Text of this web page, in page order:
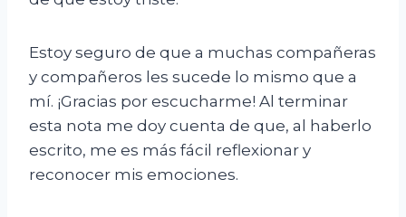
Estoy seguro de que a muchas compañeras
y compañeros les sucede lo mismo que a
mí. ¡Gracias por escucharme! Al terminar
esta nota me doy cuenta de que, al haberlo
escrito, me es más fácil reflexionar y
reconocer mis emociones.